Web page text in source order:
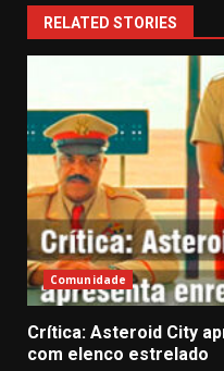
RELATED STORIES
Comunidade
Crítica: Asteroid City
com elenco estrelado